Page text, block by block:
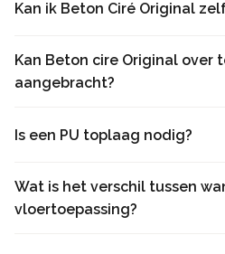
de slag! Je kunt ook gratis
Kan ik Beton Ciré Original
Kan Beton cire Original over
aangebracht?
Is een PU toplaag nodig?
Wat is het verschil tussen
vloertoepassing?